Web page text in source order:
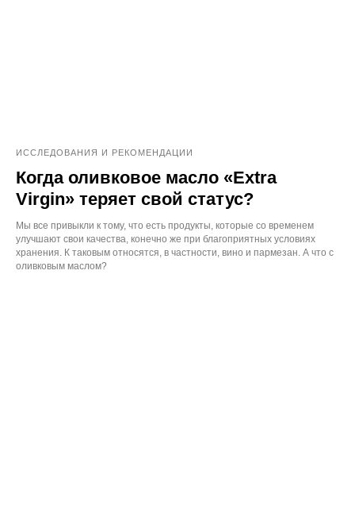
ИССЛЕДОВАНИЯ И РЕКОМЕНДАЦИИ
Когда оливковое масло «Extra
Virgin» теряет свой статус?
Мы все привыкли к тому, что есть продукты, которые со временем
улучшают свои качества, конечно же при благоприятных условиях
хранения. К таковым относятся, в частности, вино и пармезан. А что с
оливковым маслом?